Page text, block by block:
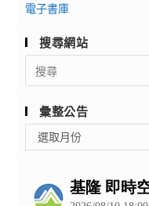
電子書庫
搜尋網站
Search
for:
彙整公告
整
選取月份